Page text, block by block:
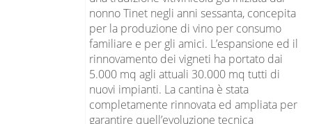
nonno Tinet negli anni sessanta, concepita
per la produzione di vino per consumo
familiare e per gli amici. L’espansione ed il
rinnovamento dei vigneti ha portato dai
5.000 mq agli attuali 30.000 mq tutti di
nuovi impianti. La cantina è stata
completamente rinnovata ed ampliata per
garantire quell’evoluzione tecnica